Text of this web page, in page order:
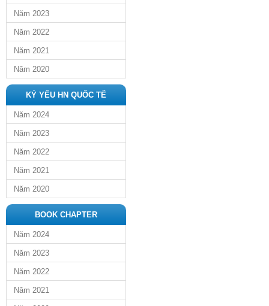
Năm 2023
Năm 2022
Năm 2021
Năm 2020
KỶ YẾU HN QUỐC TẾ
Năm 2024
Năm 2023
Năm 2022
Năm 2021
Năm 2020
BOOK CHAPTER
Năm 2024
Năm 2023
Năm 2022
Năm 2021